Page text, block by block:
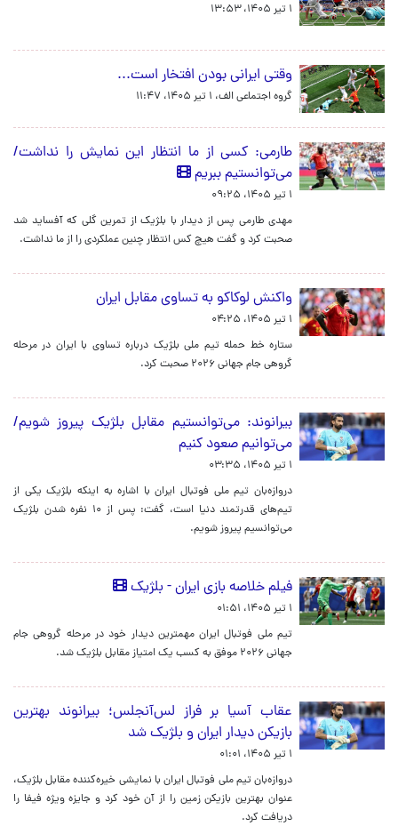
۱ تیر ۱۴۰۵، ۱۳:۵۳
وقتی ایرانی بودن افتخار است...
گروه اجتماعی الف، ۱ تیر ۱۴۰۵، ۱۱:۴۷
طارمی: کسی از ما انتظار این نمایش را نداشت/
می‌توانستیم ببریم
۱ تیر ۱۴۰۵، ۰۹:۲۵
مهدی طارمی پس از دیدار با بلژیک از تمرین گلی که آفساید شد
صحبت کرد و گفت هیچ کس انتظار چنین عملکردی را از ما نداشت.
واکنش لوکاکو به تساوی مقابل ایران
۱ تیر ۱۴۰۵، ۰۴:۲۵
ستاره خط حمله تیم ملی بلژیک درباره تساوی با ایران در مرحله
گروهی جام جهانی ۲۰۲۶ صحبت کرد.
بیرانوند: می‌توانستیم مقابل بلژیک پیروز شویم/
می‌توانیم صعود کنیم
۱ تیر ۱۴۰۵، ۰۳:۳۵
دروازه‌بان تیم ملی فوتبال ایران با اشاره به اینکه بلژیک یکی از
تیم‌های قدرتمند دنیا است، گفت: پس از ۱۰ نفره شدن بلژیک
می‌توانسیم پیروز شویم.
فیلم خلاصه بازی ایران - بلژیک
۱ تیر ۱۴۰۵، ۰۱:۵۱
تیم ملی فوتبال ایران مهمترین دیدار خود در مرحله گروهی جام
جهانی ۲۰۲۶ موفق به کسب یک امتیاز مقابل بلژیک شد.
عقاب آسیا بر فراز لس‌آنجلس؛ بیرانوند بهترین
بازیکن دیدار ایران و بلژیک شد
۱ تیر ۱۴۰۵، ۰۱:۰۱
دروازه‌بان تیم ملی فوتبال ایران با نمایشی خیره‌کننده مقابل بلژیک،
عنوان بهترین بازیکن زمین را از آن خود کرد و جایزه ویژه فیفا را
دریافت کرد.